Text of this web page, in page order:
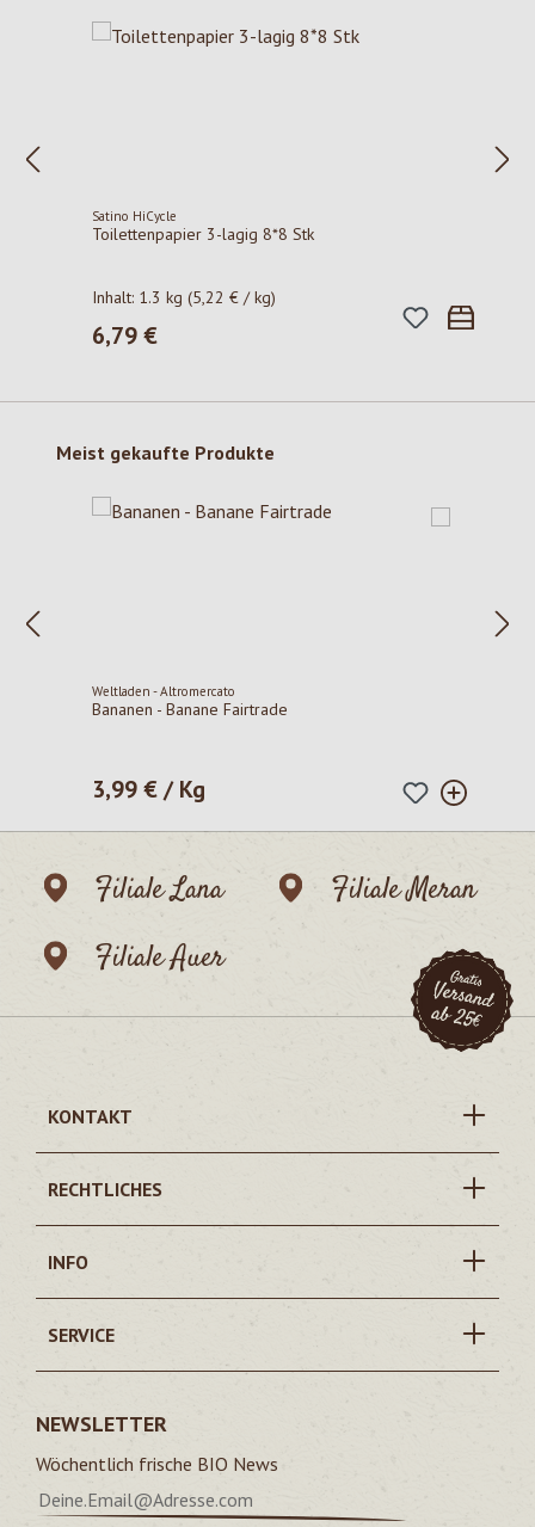
Satino HiCycle
Toilettenpapier 3-lagig 8*8 Stk
Inhalt: 1.3 kg(5,22 € / kg)
Regulärer Preis:
6,79 €
Produktgalerie überspringen
Meist gekaufte Produkte
Weltladen - Altromercato
Bananen - Banane Fairtrade
Regulärer Preis:
3,99 € / Kg
Filiale Lana
Filiale Meran
Filiale Auer
KONTAKT
RECHTLICHES
INFO
SERVICE
NEWSLETTER
Wöchentlich frische BIO News